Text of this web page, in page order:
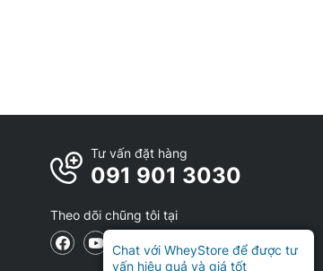
Tư vấn đặt hàng
091 901 3030
Theo dõi chũng tôi tại
Chat với WheyStore để được tư
vấn hiệu quả và giá tốt